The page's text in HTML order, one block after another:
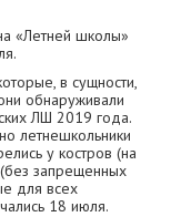
«Летней школы»
в сущности,
обнаруживали
ЛШ 2019 года.
летнешкольники
у костров (на
запрещенных
для всех
18 июля.